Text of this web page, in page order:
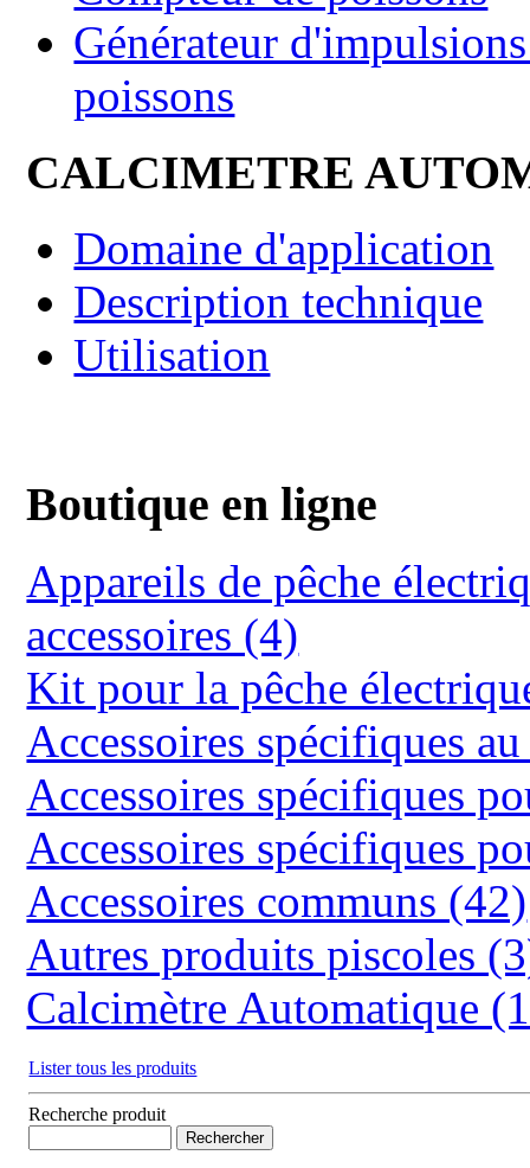
Générateur
poissons
CALCIMETRE
Domaine d'application
Description technique
Utilisation
Boutique en ligne
Appareils de pêche
accessoires (4)
Kit pour la pêche
Accessoires spécifiques
Accessoires spécifiques
Accessoires spécifiques
Accessoires communs (42)
Autres produits piscoles
Calcimètre Automatique
Lister tous les produits
Recherche produit